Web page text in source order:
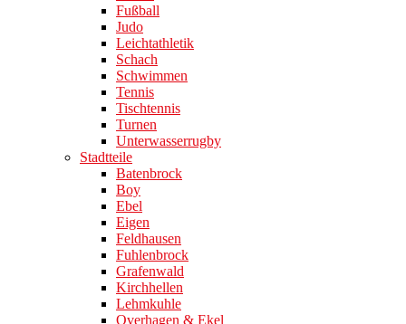
Fußball
Judo
Leichtathletik
Schach
Schwimmen
Tennis
Tischtennis
Turnen
Unterwasserrugby
Stadtteile
Batenbrock
Boy
Ebel
Eigen
Feldhausen
Fuhlenbrock
Grafenwald
Kirchhellen
Lehmkuhle
Overhagen & Ekel